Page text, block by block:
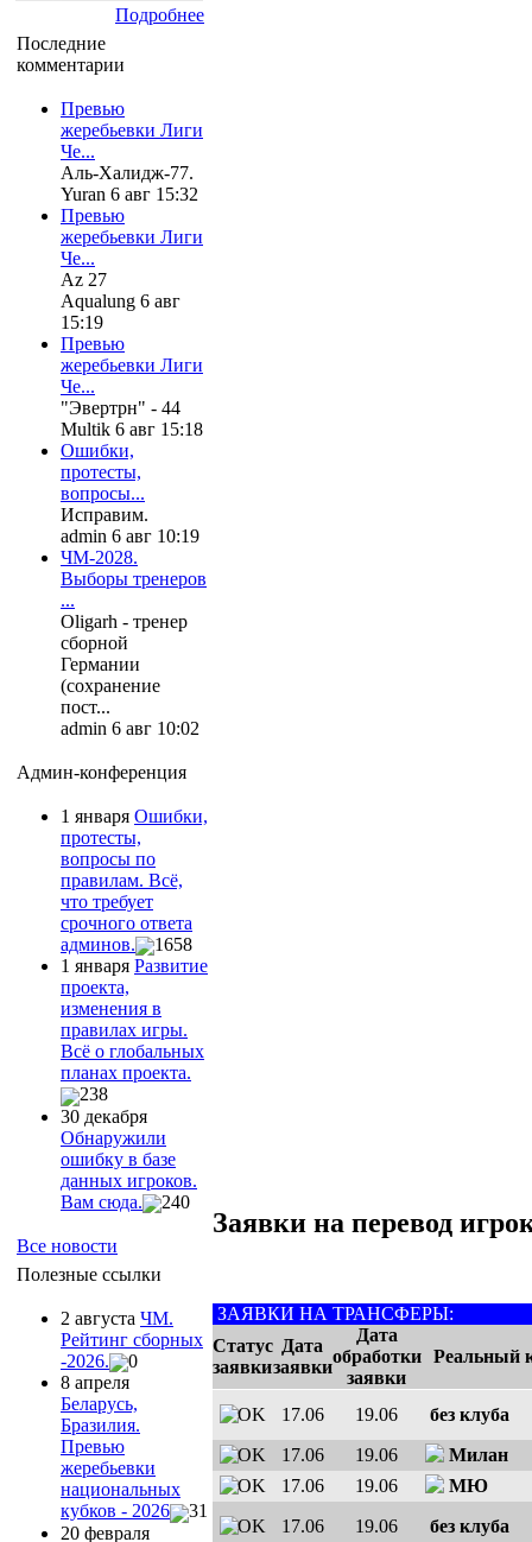
Подробнее
Последние
комментарии
Превью
жеребьевки Лиги
Че...
Аль-Халидж-77.
Yuran 6 авг 15:32
Превью
жеребьевки Лиги
Че...
Az 27
Aqualung 6 авг
15:19
Превью
жеребьевки Лиги
Че...
"Эвертрн" - 44
Multik 6 авг 15:18
Ошибки,
протесты,
вопросы...
Исправим.
admin 6 авг 10:19
ЧМ-2028.
Выборы тренеров
...
Oligarh - тренер
сборной
Германии
(сохранение
пост...
admin 6 авг 10:02
Админ-конференция
1 января Ошибки,
протесты,
вопросы по
правилам. Всё,
что требует
срочного ответа
админов.
1658
1 января Развитие
проекта,
изменения в
правилах игры.
Всё о глобальных
планах проекта.
238
30 декабря
Обнаружили
ошибку в базе
данных игроков.
Вам сюда.
240
Все новости
Полезные ссылки
2 августа ЧМ.
Рейтинг сборных
-2026.
0
8 апреля
Беларусь,
Бразилия.
Превью
жеребьевки
национальных
кубков - 2026
31
20 февраля
Заявки на перевод
ЗАЯВКИ НА ТРАНСФЕРЫ:
Статус
заявки
Дата
заявки
Дата
обработки
заявки
Реальный
17.06 19.06
без клуба
17.06
19.06
Милан
17.06
19.06
МЮ
17.06
19.06 без клуба